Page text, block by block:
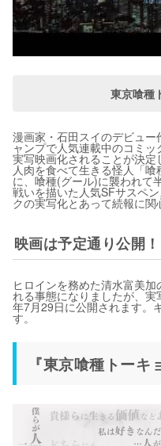
東京喰種
漫画家・石田スイのデビュ
ャンプで人気連載中のコミ
実写映画化されることが決定
人肉を食べて生きる怪人「
に、喰種(グール)に襲われて
戦いを描いた人気SFサスペ
クの実写化とあって続報に関
映画は予定通り公開！
ヒロインを務めた清水富美
れる事態になりましたが、
年7月29日に公開されます。
す。
『東京喰種トー